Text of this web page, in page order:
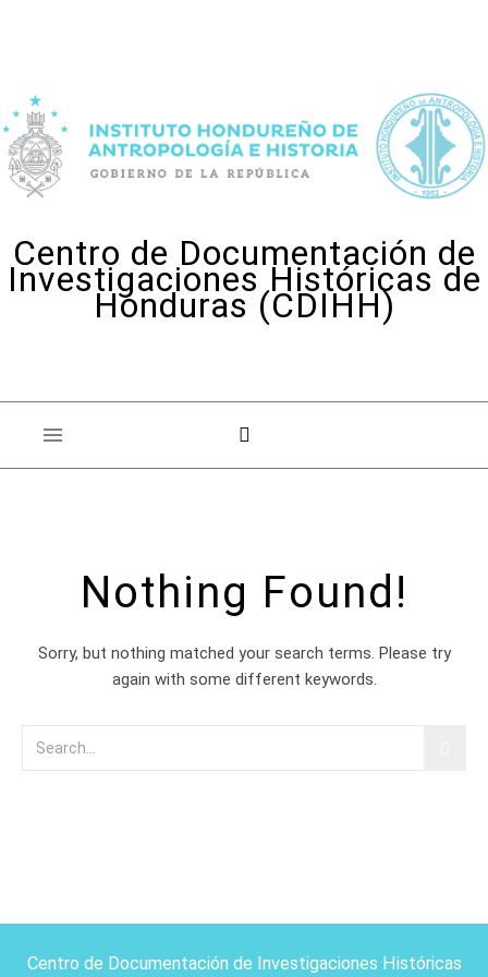
Centro de Documentación de
Investigaciones Históricas de
Honduras (CDIHH)
Nothing Found!
Sorry, but nothing matched your search terms. Please try
again with some different keywords.
Centro de Documentación de Investigaciones Históricas